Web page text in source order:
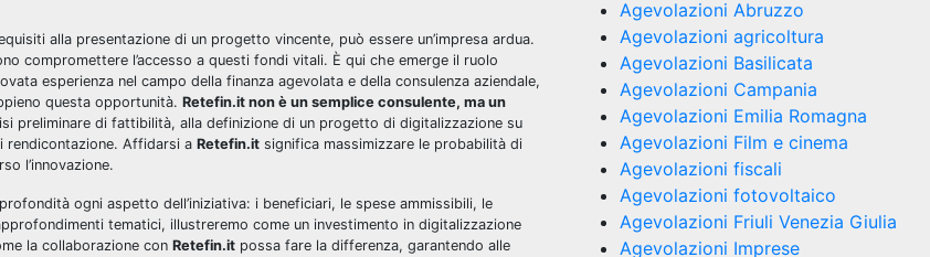
alla presentazione di un progetto vincente, può essere un’impresa ardua.
compromettere l’accesso a questi fondi vitali. È qui che emerge il ruolo
esperienza nel campo della finanza agevolata e della consulenza aziendale,
questa opportunità. Retefin.it non è un semplice consulente, ma un
preliminare di fattibilità, alla definizione di un progetto di digitalizzazione su
rendicontazione. Affidarsi a Retefin.it significa massimizzare le probabilità di
l’innovazione.
ogni aspetto dell’iniziativa: i beneficiari, le spese ammissibili, le
tematici, illustreremo come un investimento in digitalizzazione
la collaborazione con Retefin.it possa fare la differenza, garantendo alle
Agevolazioni Abruzzo
Agevolazioni agricoltura
Agevolazioni Basilicata
Agevolazioni Campania
Agevolazioni Emilia Romagna
Agevolazioni Film e cinema
Agevolazioni fiscali
Agevolazioni fotovoltaico
Agevolazioni Friuli Venezia Giulia
Agevolazioni Imprese